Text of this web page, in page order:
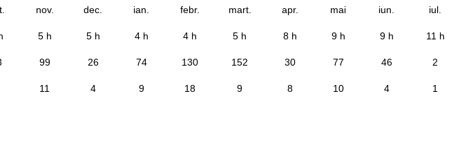
nov. dec. ian. febr. mart. apr. mai iun. iul.
5 h 5 h 4 h 4 h 5 h 8 h 9 h 9 h 11 h
99 26 74 130 152 30 77 46 2
11 4 9 18 9 8 10 4 1